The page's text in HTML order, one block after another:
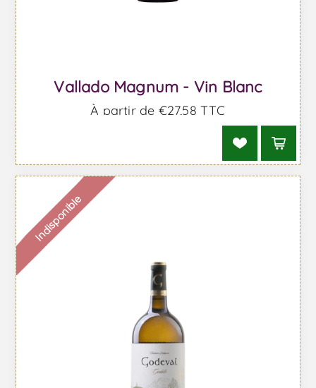
Vallado Magnum - Vin Blanc
À partir de €27,58 TTC
Indisponible